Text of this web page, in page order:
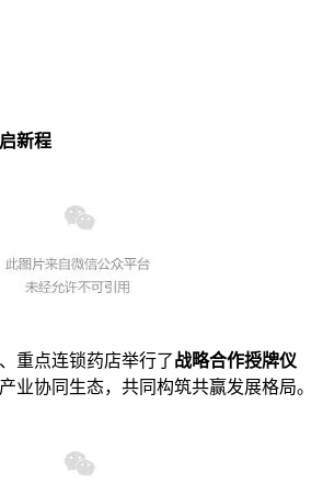
新程
重点连锁药店举行了战略合作授牌仪
业协同生态，共同构筑共赢发展格局。